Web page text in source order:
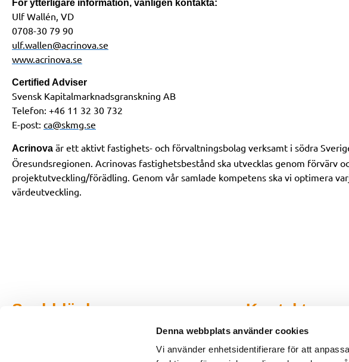
Denna webbplats använder cookies
Vi använder enhetsidentifierare för att
För ytterligare information, vänligen kontakta:
Ulf Wallén, VD
0708-30 79 90
ulf.wallen@acrinova.se
www.acrinova.se
Certified Adviser
Svensk Kapitalmarknadsgranskning AB
Telefon: +46 11 32 30 732
E-post: ca@skmg.se
Acrinova är ett aktivt fastighets- och förvaltningsbolag verksamt i södra
Öresundsregionen. Acrinovas fastighetsbestånd ska utvecklas genom förvärv
projektutveckling/förädling. Genom vår samlade kompetens ska vi optimera
värdeutveckling.
Snabblänkar Kontakt
Malmö
Lilla